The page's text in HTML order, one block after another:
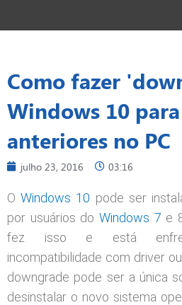
Como fazer
Windows 10
anteriores no PC
julho 23, 2016 03:16
OWindows 10 pode ser
por usuários do Windows 7 e
fez isso e está
incompatibilidade com driver
downgrade pode ser a única
desinstalar o novo sistema